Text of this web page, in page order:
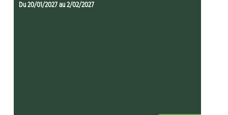
Du 20/01/2027 au 2/02/2027